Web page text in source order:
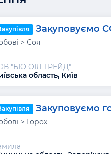
Закуповуємо
> Соя
"БІО ОІЛ ТРЕЙД"
область, Київ
Закуповуємо
> Горох